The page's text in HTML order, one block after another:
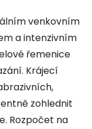
venkovním
a intenzivním
řemenice
Krájecí
zohlednit
Rozpočet na